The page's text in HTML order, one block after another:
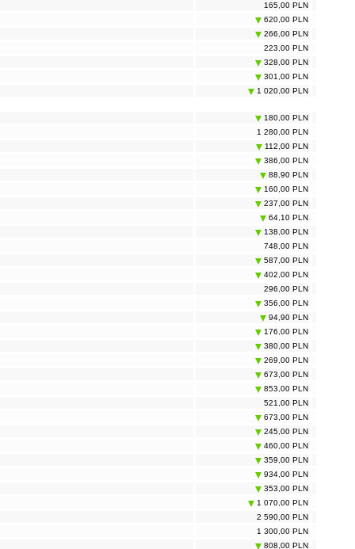
165,00 PLN
620,00 PLN
266,00 PLN
223,00 PLN
328,00 PLN
301,00 PLN
1 020,00 PLN
180,00 PLN
1 280,00 PLN
112,00 PLN
386,00 PLN
88,90 PLN
160,00 PLN
237,00 PLN
64,10 PLN
138,00 PLN
748,00 PLN
587,00 PLN
402,00 PLN
296,00 PLN
356,00 PLN
94,90 PLN
176,00 PLN
380,00 PLN
269,00 PLN
673,00 PLN
853,00 PLN
521,00 PLN
673,00 PLN
245,00 PLN
460,00 PLN
359,00 PLN
934,00 PLN
353,00 PLN
1 070,00 PLN
2 590,00 PLN
1 300,00 PLN
808,00 PLN